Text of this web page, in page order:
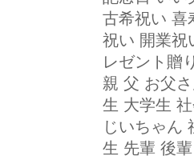
古希祝い 喜
祝い 開業祝
レゼント贈
親 父 お父
生 大学生
じいちゃん
生 先輩 後